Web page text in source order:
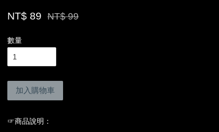
NT$ 89 NT$ 99
數量
加入購物車
☞商品說明：